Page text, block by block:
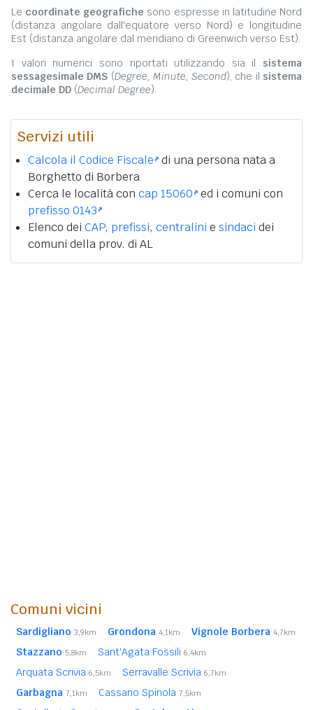
Le coordinate geografiche sono espresse in latitudine Nord
(distanza angolare dall'equatore verso Nord) e longitudine
Est (distanza angolare dal meridiano di Greenwich verso Est).
I valori numerici sono riportati utilizzando sia il sistema
sessagesimale DMS (Degree, Minute, Second), che il sistema
decimale DD (Decimal Degree).
Servizi utili
Calcola il Codice Fiscale di una persona nata a
Borghetto di Borbera
Cerca le località con cap 15060 ed i comuni con
prefisso 0143
Elenco dei CAP, prefissi, centralini e sindaci dei
comuni della prov. di AL
Comuni vicini
Sardigliano 3,9km Grondona 4,1km Vignole Borbera 4,7km
Stazzano 5,8km Sant'Agata Fossili 6,4km
Arquata Scrivia 6,5km Serravalle Scrivia 6,7km
Garbagna 7,1km Cassano Spinola 7,5km